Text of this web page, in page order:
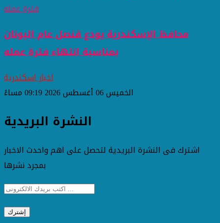
محافظ الإسكندرية يودع قنصل عام اليونان
بمناسبة انتهاء فترة عمله
اخبار اسكندرية
الخميس 06 أغسطس 2026 09:19 مساءً
النشرة البريدية
اشترك فى النشرة البريدية لتحصل على اهم واحدث الاخبار
بمجرد نشرها